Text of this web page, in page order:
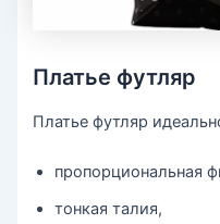
Платье футляр
Платье футляр
пропорциональная
тонкая талия,